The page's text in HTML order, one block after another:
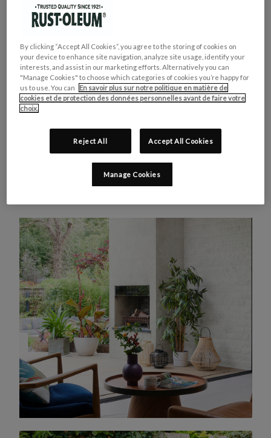
de finition, de cirer ou de vernir. Un réel
gain de temps et d’énergie !
Sa formule hautement pigmentée offre
une excellente couverture avec une belle
finition mate. Lessivable et résistante aux
frottements, la peinture extérieure Rust-
Oleum résiste efficacement aux
intempéries et protège même contre les
moisissures et les algues. C’est une
peinture extérieure de qualité qui dure
dans le temps quel que soit la météo.
By clicking “Accept All Cookies”, you agree to the storing of cookies on
your device to enhance site navigation, analyze site usage, identify your
interests, and assist in our marketing efforts. Alternatively you can
"Manage Cookies" to choose which categories of cookies you’re happy for
us to use. You can
En savoir plus sur notre politique en matière de
cookies et de protection des données personnelles avant de faire votre
choix.
Reject All Accept All Cookies
Manage Cookies